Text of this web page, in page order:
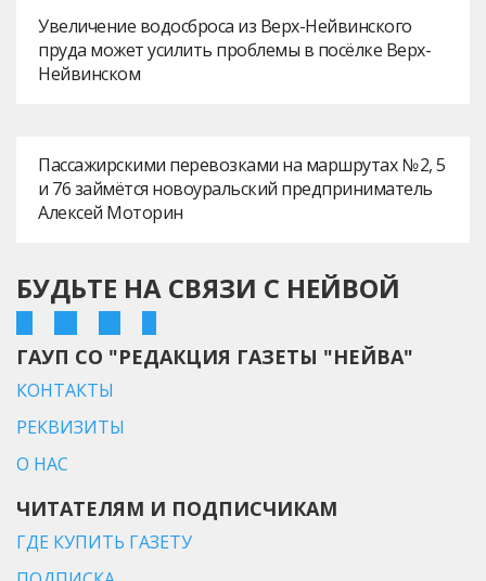
Увеличение водосброса из Верх-Нейвинского
пруда может усилить проблемы в посёлке Верх-
Нейвинском
Пассажирскими перевозками на маршрутах № 2, 5
и 76 займётся новоуральский предприниматель
Алексей Моторин
БУДЬТЕ НА СВЯЗИ С НЕЙВОЙ
ГАУП СО "РЕДАКЦИЯ ГАЗЕТЫ "НЕЙВА"
КОНТАКТЫ
РЕКВИЗИТЫ
О НАС
ЧИТАТЕЛЯМ И ПОДПИСЧИКАМ
ГДЕ КУПИТЬ ГАЗЕТУ